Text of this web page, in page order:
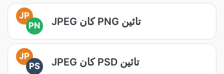
JP
PN
JPEG کان PNG تائين
JP
PS
JPEG کان PSD تائين